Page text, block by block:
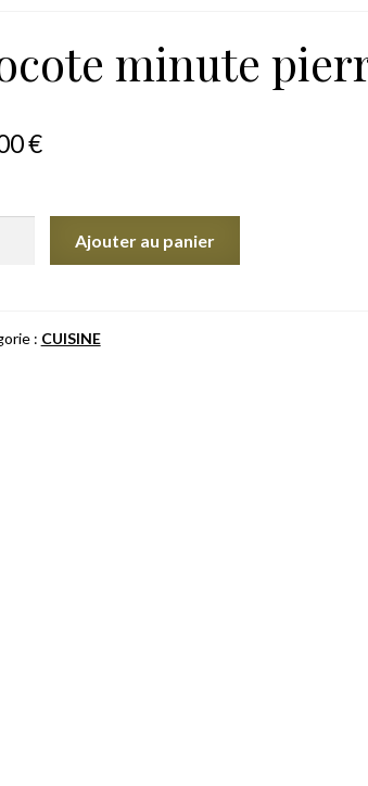
minute
€
Ajouter au panier
: CUISINE